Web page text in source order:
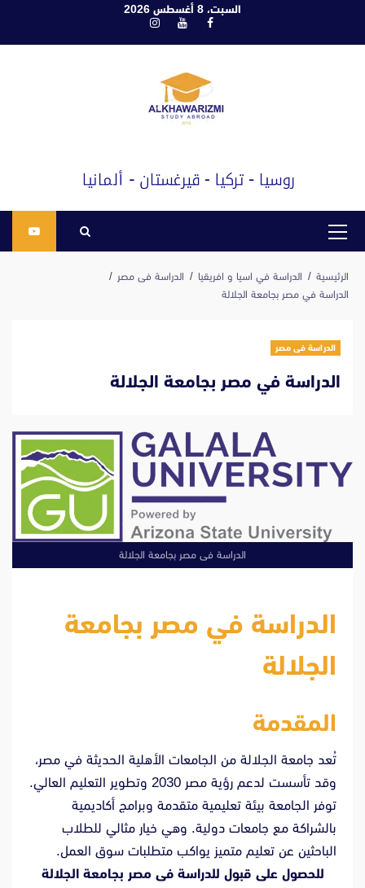
السبت، 8 أغسطس 2026
فيسبوكيوتيوبانستغرام
القائمة
الرئيسية الدراسة في اسيا و افريقيا
الدراسة فى مصر
الدراسة في مصر بجامعة الجلالة
الدراسة فى مصر
الدراسة في مصر بجامعة الجلالة
الدراسة فى مصر بجامعة الجلالة
الدراسة في مصر بجامعة
الجلالة
المقدمة
تُعد جامعة الجلالة من الجامعات الأهلية الحديثة في مصر،
وقد تأسست لدعم رؤية مصر 2030 وتطوير التعليم العالي.
توفر الجامعة بيئة تعليمية متقدمة وبرامج أكاديمية
بالشراكة مع جامعات دولية. وهي خيار مثالي للطلاب
الباحثين عن تعليم متميز يواكب متطلبات سوق العمل.
للحصول على قبول للدراسة فى مصر بجامعة الجلالة